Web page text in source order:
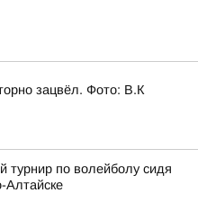
зацвёл. Фото: В.К
турнир по волейболу сидя
Алтайске